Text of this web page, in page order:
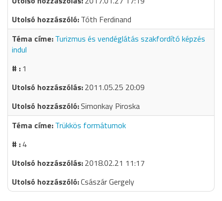
Tóth Ferdinand
Turizmus és vendéglátás szakfordító képzés
indul
1
2011.05.25 20:09
Simonkay Piroska
Trükkös formátumok
4
2018.02.21 11:17
Császár Gergely